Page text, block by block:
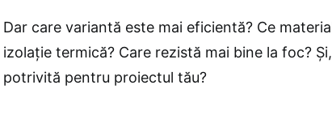
Dar care variantă este mai eficientă? Ce
izolație termică? Care rezistă mai bine la foc?
potrivită pentru proiectul tău?